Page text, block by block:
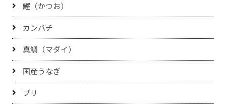
鰹（かつお）
カンパチ
真鯛（マダイ）
国産うなぎ
ブリ